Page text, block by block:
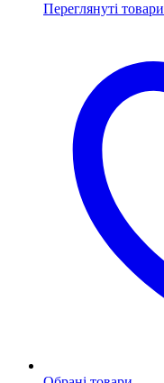
Переглянуті товари